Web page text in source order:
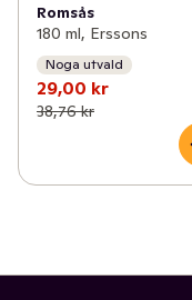
Romsås
180 ml, Erssons
Noga utvald
29,00 kr
38,76 kr